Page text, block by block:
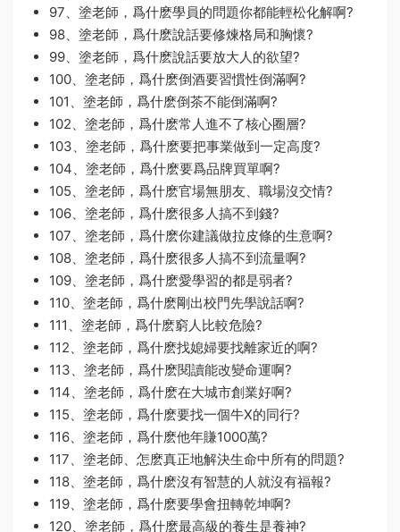
97、塗老師，爲什麽學員的問題你都能輕松化解啊?
98、塗老師，爲什麽說話要修煉格局和胸懷?
99、塗老師，爲什麽說話要放大人的欲望?
100、塗老師，爲什麽倒酒要習慣性倒滿啊?
101、塗老師，爲什麽倒茶不能倒滿啊?
102、塗老師，爲什麽常人進不了核心圈層?
103、塗老師，爲什麽要把事業做到一定高度?
104、塗老師，爲什麽要爲品牌買單啊?
105、塗老師，爲什麽官場無朋友、職場沒交情?
106、塗老師，爲什麽很多人搞不到錢?
107、塗老師，爲什麽你建議做拉皮條的生意啊?
108、塗老師，爲什麽很多人搞不到流量啊?
109、塗老師，爲什麽愛學習的都是弱者?
110、塗老師，爲什麽剛出校門先學說話啊?
111、塗老師，爲什麽窮人比較危險?
112、塗老師，爲什麽找媳婦要找離家近的啊?
113、塗老師，爲什麽閱讀能改變命運啊?
114、塗老師，爲什麽在大城市創業好啊?
115、塗老師，爲什麽要找一個牛X的同行?
116、塗老師，爲什麽他年賺1000萬?
117、塗老師、怎麽真正地解決生命中所有的問題?
118、塗老師，爲什麽沒有智慧的人就沒有福報?
119、塗老師，爲什麽要學會扭轉乾坤啊?
120、塗老師，爲什麽最高級的養生是養神?